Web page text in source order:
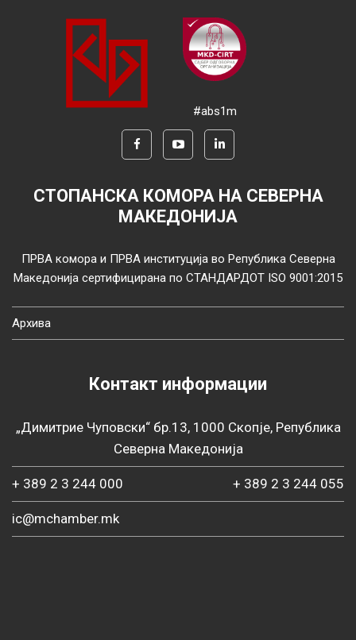
#abs1m
СТОПАНСКА КОМОРА НА СЕВЕРНА
МАКЕДОНИЈА
ПРВА комора и ПРВА институција во Република Северна
Македонија сертифицирана по СТАНДАРДОТ ISO 9001:2015
Архива
Контакт информации
„Димитрие Чуповски“ бр.13, 1000 Скопје, Република
Северна Македонија
+ 389 2 3 244 000 + 389 2 3 244 055
ic@mchamber.mk